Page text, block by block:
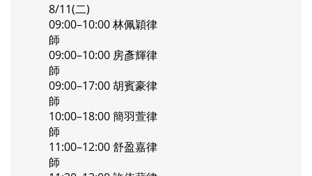
8/11(二)
09:00–10:00 林佩穎律
師
09:00–10:00 房彥輝律
師
09:00–17:00 胡賓豪律
師
10:00–18:00 簡羽萱律
師
11:00–12:00 舒盈嘉律
師